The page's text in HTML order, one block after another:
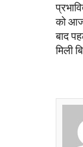
को
बाद
मिली